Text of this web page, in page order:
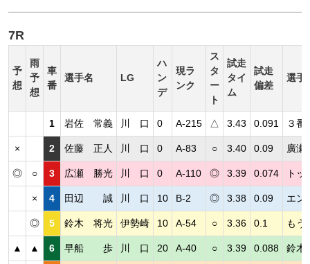
7R
予
想
雨
予
想
車
番
選手名 LG
ハ
ン
デ
現ラ
ンク
ス
タ
ー
ト
試走
タイ
ム
試走
偏差
選手
1 岩佐 常義 川 口 0 A-215 △ 3.43 0.091 ３番
× 2 佐藤 正人 川 口 0 A-83 ○ 3.40 0.09 廣
◎ ○ 3 広瀬 勝光 川 口 0 A-110 ◎ 3.39 0.074 ト
× 4 田辺 誠 川 口 10 B-2 ◎ 3.38 0.09 エン
◎ 5 鈴木 将光 伊勢崎 10 A-54 ○ 3.36 0.1 もう
▲ ▲ 6 早船 歩 川 口 20 A-40 ○ 3.39 0.088 鈴木